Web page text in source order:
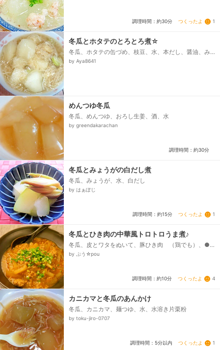
調理時間：約30分 つくったよ 1
冬瓜とホタテのとろとろ煮☆
冬瓜、ホタテの缶づめ、枝豆、水、本だし、醤油、み
りん、酒、おろししょうが、片栗粉
by Aya8641
めんつゆ冬瓜
冬瓜、めんつゆ、おろし生姜、酒、水
by greendakarachan
調理時間：約30分
冬瓜とみょうがの白だし煮
冬瓜、みょうが、水、白だし
by はぁぽじ
調理時間：約15分 つくったよ 1
冬瓜とひき肉の中華風トロトロうま煮♪
冬瓜、皮とワタをぬいて、豚ひき肉 （鶏でも）、●
水、●醤油、●味噌、●砂糖、◇サラダ油、◇豆板
by ぷう☆pou
調理時間：約10分 つくったよ 4
カニカマと冬瓜のあんかけ
冬瓜、カニカマ、麺つゆ、水、水溶き片栗粉
by toku-jiro-0707
調理時間：5分以内 つくったよ 1